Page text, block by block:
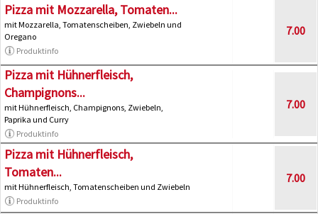
Pizza mit Mozzarella, Tomaten...
mit Mozzarella, Tomatenscheiben, Zwiebeln und
Oregano
Produktinfo
7.00
Pizza mit Hühnerfleisch,
Champignons...
mit Hühnerfleisch, Champignons, Zwiebeln,
Paprika und Curry
Produktinfo
7.00
Pizza mit Hühnerfleisch,
Tomaten...
mit Hühnerfleisch, Tomatenscheiben und Zwiebeln
Produktinfo
7.00